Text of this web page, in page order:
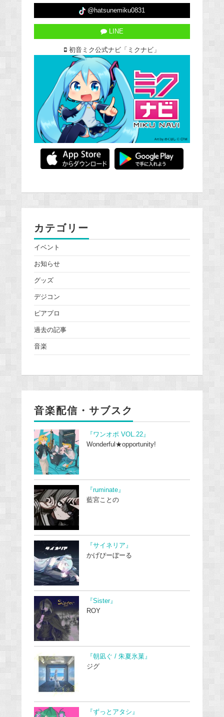
@hatsunemiku0831
LINE
初音ミク公式ナビ「ミクナビ」
カテゴリー
イベント
お知らせ
グッズ
デジコン
ピアプロ
過去の記事
音楽
音楽配信・サブスク
『ワンオポ VOL.22』
Wonderful★opportunity!
『ruminate』
藍宮ことの
『サイネリア』
かげぴーぼーる
『Sister』
ROY
『朝凪ぐ / 朱夏氷菓』
ジグ
『ずっとアタシ』